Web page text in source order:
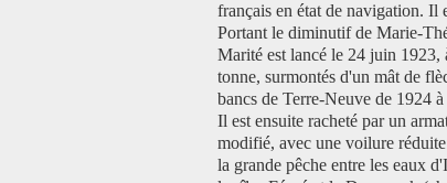
français en état de navigation. Il
Portant le diminutif de Marie-
Marité est lancé le 24 juin 1923,
tonne, surmontés d'un mât de
bancs de Terre-Neuve de 1924
Il est ensuite racheté par un
modifié, avec une voilure
la grande pêche entre les eaux